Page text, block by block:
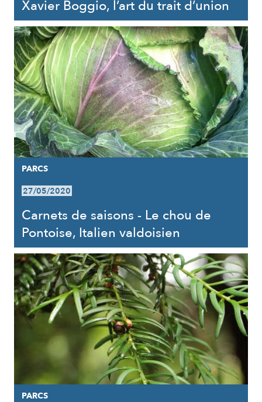
Xavier Boggio, l’art du trait d’union
PARCS
27/05/2020
Carnets de saisons - Le chou de
Pontoise, Italien valdoisien
PARCS